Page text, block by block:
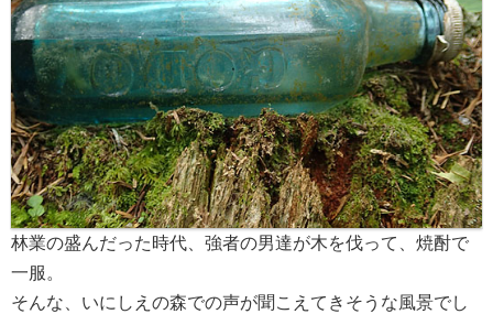
林業の盛んだった時代、強者の男達が木を伐って、焼酎で
一服。
そんな、いにしえの森での声が聞こえてきそうな風景でし